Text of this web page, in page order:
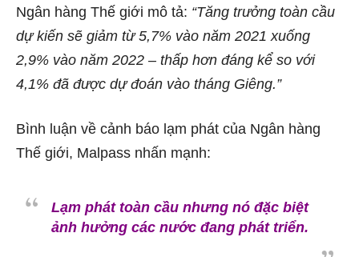
Ngân hàng Thế giới mô tả: “Tăng trưởng toàn cầu
dự kiến ​​sẽ giảm từ 5,7% vào năm 2021 xuống
2,9% vào năm 2022 – thấp hơn đáng kể so với
4,1% đã được dự đoán vào tháng Giêng.”
Bình luận về cảnh báo lạm phát của Ngân hàng
Thế giới, Malpass nhấn mạnh:
Lạm phát toàn cầu nhưng nó đặc biệt
ảnh hưởng các nước đang phát triển.